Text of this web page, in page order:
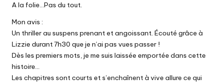
A la folie…Pas du tout.
Mon avis :
Un thriller au suspens prenant et angoissant. Écouté grâce à
Lizzie durant 7h30 que je n’ai pas vues passer !
Dès les premiers mots, je me suis laissée emportée dans cette
histoire…
Les chapitres sont courts et s’enchaînent à vive allure ce qui